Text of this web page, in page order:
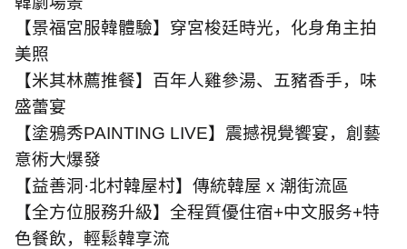
【景福宮服韓體驗】穿宮梭廷時光，化身角主拍
美照
【米其林薦推餐】百年人雞參湯、五豬香手，味
盛蕾宴
【塗鴉秀PAINTING LIVE】震撼視覺饗宴，創藝
意術大爆發
【益善洞 ·北村韓屋村】傳統韓屋 x 潮街流區
【全方位服務升級】全程質優住宿+中文服务+特
色餐飲，輕鬆韓享流